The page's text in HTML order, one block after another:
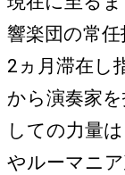
響楽団の常
2ヵ月滞在し
から演奏家
しての力量
やルーマニ